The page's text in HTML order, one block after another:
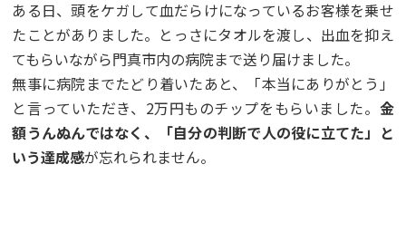
ある日、頭をケガして血だらけになっているお客様を乗せ
たことがありました。とっさにタオルを渡し、出血を抑え
てもらいながら門真市内の病院まで送り届けました。
無事に病院までたどり着いたあと、「本当にありがとう」
と言っていただき、2万円ものチップをもらいました。 金
額うんぬんではなく、「自分の判断で人の役に立てた」と
いう達成感が忘れられません。